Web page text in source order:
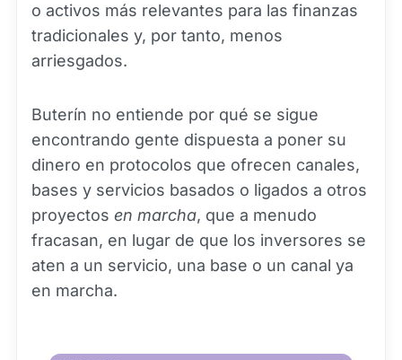
o activos más relevantes para las finanzas
tradicionales y, por tanto, menos
arriesgados.
Buterín no entiende por qué se sigue
encontrando gente dispuesta a poner su
dinero en protocolos que ofrecen canales,
bases y servicios basados o ligados a otros
proyectos en marcha, que a menudo
fracasan, en lugar de que los inversores se
aten a un servicio, una base o un canal ya
en marcha.